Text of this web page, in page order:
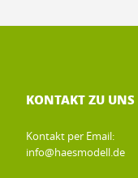
KONTAKT ZU UNS
Kontakt per Email:
info@haesmodell.de